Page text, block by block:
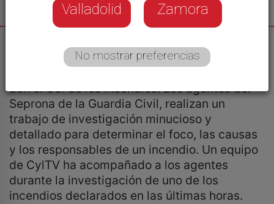
02/09/2025
Alba Villalba
Son el CSI de los incendios. Los agentes del
Seprona de la Guardia Civil, realizan un
trabajo de investigación minucioso y
detallado para determinar el foco, las causas
y los responsables de un incendio. Un equipo
de CylTV ha acompañado a los agentes
durante la investigación de uno de los
incendios declarados en las últimas horas.
Valladolid Zamora
No mostrar preferencias